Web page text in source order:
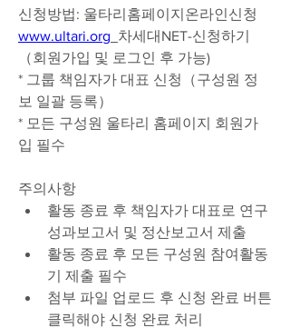
신청방법: 울타리홈페이지온라인신청
www.ultari.org 차세대NET-신청하기
（회원가입 및 로그인 후 가능)
* 그룹 책임자가 대표 신청（구성원 정
보 일괄 등록）
* 모든 구성원 울타리 홈페이지 회원가
입 필수
주의사항
활동 종료 후 책임자가 대표로 연구
성과보고서 및 정산보고서 제출
활동 종료 후 모든 구성원 참여활동
기 제출 필수
첨부 파일 업로드 후 신청 완료 버튼
클릭해야 신청 완료 처리